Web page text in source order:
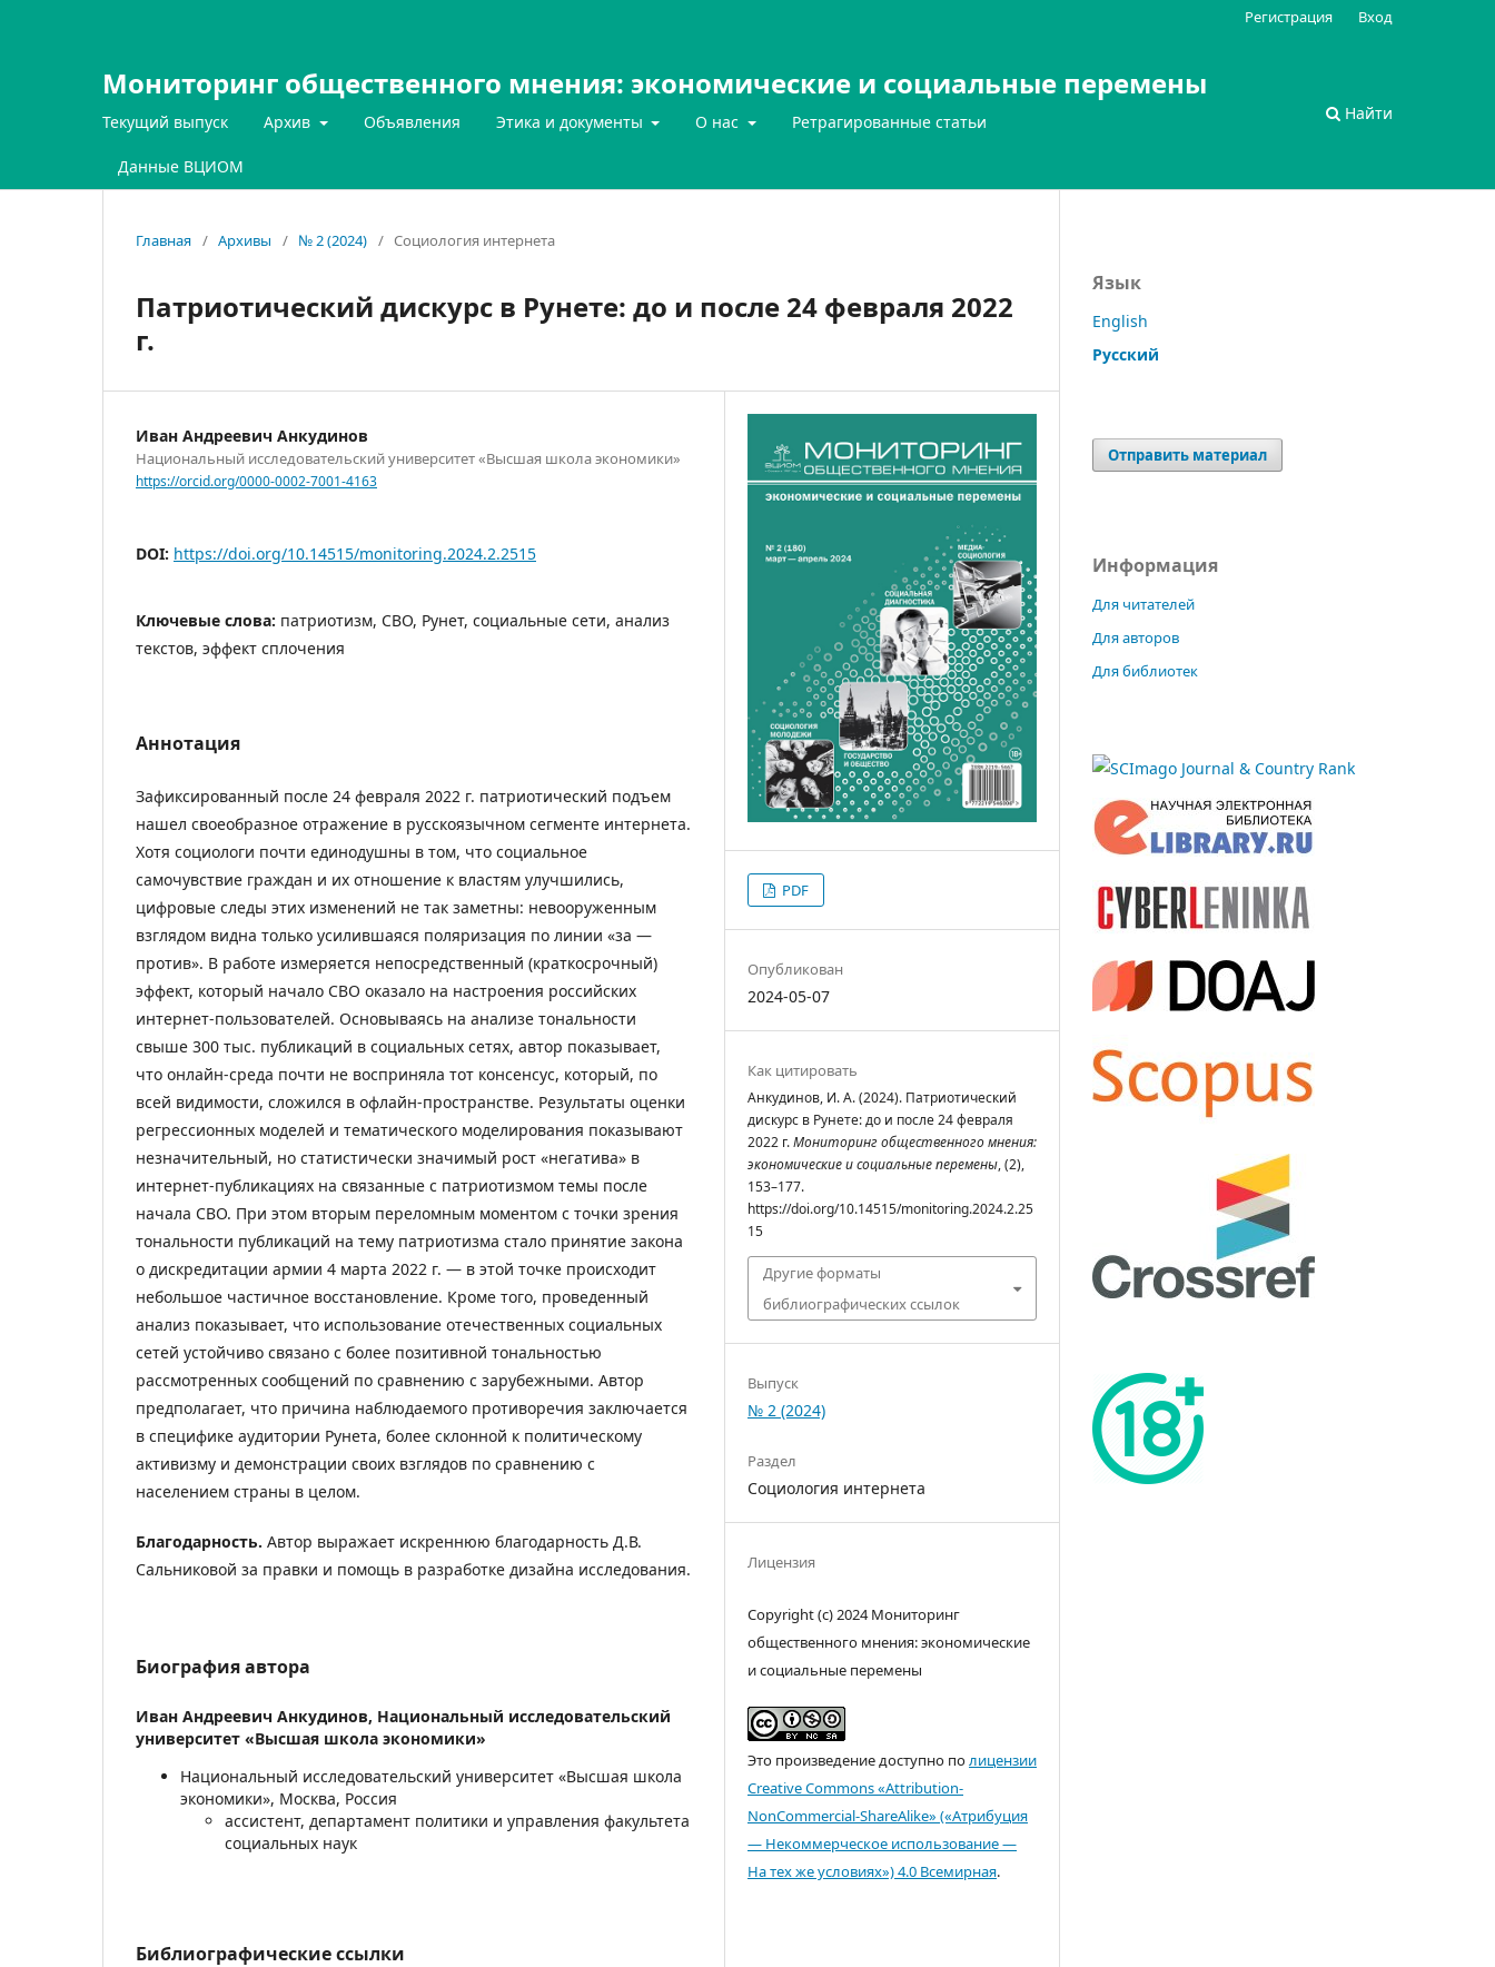
Мониторинг общественного мнения: экономические и социальные перемены
Текущий выпуск Архив Объявления Этика и документы О нас Ретрагированные статьи
Данные ВЦИОМ
Найти
Регистрация Вход
Главная / Архивы / № 2 (2024) / Социология интернета
Патриотический дискурс в Рунете: до и после 24 февраля 2022
г.
Иван Андреевич Анкудинов
Национальный исследовательский университет «Высшая школа экономики»
https://orcid.org/0000-0002-7001-4163
DOI: https://doi.org/10.14515/monitoring.2024.2.2515
Ключевые слова: патриотизм, СВО, Рунет, социальные сети, анализ
текстов, эффект сплочения
Аннотация
Зафиксированный после 24 февраля 2022 г. патриотический подъем
нашел своеобразное отражение в русскоязычном сегменте интернета.
Хотя социологи почти единодушны в том, что социальное
самочувствие граждан и их отношение к властям улучшились,
цифровые следы этих изменений не так заметны: невооруженным
взглядом видна только усилившаяся поляризация по линии «за —
против». В работе измеряется непосредственный (краткосрочный)
эффект, который начало СВО оказало на настроения российских
интернет-пользователей. Основываясь на анализе тональности
свыше 300 тыс. публикаций в социальных сетях, автор показывает,
что онлайн-среда почти не восприняла тот консенсус, который, по
всей видимости, сложился в офлайн-пространстве. Результаты оценки
регрессионных моделей и тематического моделирования показывают
незначительный, но статистически значимый рост «негатива» в
интернет-публикациях на связанные с патриотизмом темы после
начала СВО. При этом вторым переломным моментом с точки зрения
тональности публикаций на тему патриотизма стало принятие закона
о дискредитации армии 4 марта 2022 г. — в этой точке происходит
небольшое частичное восстановление. Кроме того, проведенный
анализ показывает, что использование отечественных социальных
сетей устойчиво связано с более позитивной тональностью
рассмотренных сообщений по сравнению с зарубежными. Автор
предполагает, что причина наблюдаемого противоречия заключается
в специфике аудитории Рунета, более склонной к политическому
активизму и демонстрации своих взглядов по сравнению с
населением страны в целом.
Благодарность. Автор выражает искреннюю благодарность Д.В.
Сальниковой за правки и помощь в разработке дизайна исследования.
Биография автора
Иван Андреевич Анкудинов, Национальный исследовательский
университет «Высшая школа экономики»
Национальный исследовательский университет «Высшая школа
экономики», Москва, Россия
ассистент, департамент политики и управления факультета
социальных наук
Библиографические ссылки
PDF
Опубликован
2024-05-07
Как цитировать
Анкудинов, И. А. (2024). Патриотический
дискурс в Рунете: до и после 24 февраля
2022 г.Мониторинг общественного мнения:
экономические и социальные перемены, (2),
153–177.
https://doi.org/10.14515/monitoring.2024.2.25
15
Другие форматы
библиографических ссылок
Выпуск
№ 2 (2024)
Раздел
Социология интернета
Лицензия
Copyright (c) 2024 Мониторинг
общественного мнения: экономические
и социальные перемены
Это произведение доступно полицензии
Creative Commons «Attribution-
NonCommercial-ShareAlike» («Атрибуция
— Некоммерческое использование —
На тех же условиях») 4.0 Всемирная.
Язык
English
Русский
Отправить материал
Информация
Для читателей
Для авторов
Для библиотек